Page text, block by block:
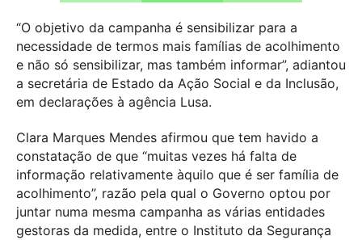
“O objetivo da campanha é sensibilizar para a
necessidade de termos mais famílias de acolhimento
e não só sensibilizar, mas também informar”, adiantou
a secretária de Estado da Ação Social e da Inclusão,
em declarações à agência Lusa.
Clara Marques Mendes afirmou que tem havido a
constatação de que “muitas vezes há falta de
informação relativamente àquilo que é ser família de
acolhimento”, razão pela qual o Governo optou por
juntar numa mesma campanha as várias entidades
gestoras da medida, entre o Instituto da Segurança